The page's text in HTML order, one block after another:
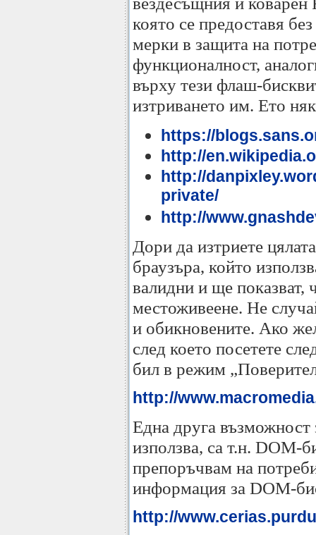
която се предоставя
мерки в защита на
функционалност,
върху тези флаш-
изтриването им. Ето
https://
http://
http://
private/
http://
Дори да изтриете
браузъра, който
валидни и ще показват,
местоживеене. Не
и обикновените. Ако
след което посетете
бил в режим
http://
Една друга възможност
използва, са т.н. DOM-
препоръчвам на
информация за DOM-
http://